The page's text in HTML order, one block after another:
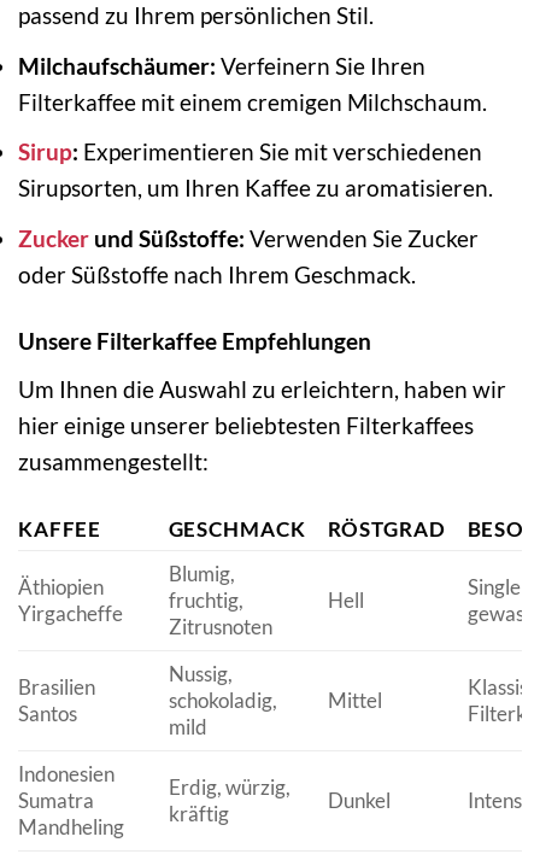
passend zu Ihrem persönlichen Stil.
Milchaufschäumer: Verfeinern Sie Ihren
Filterkaffee mit einem cremigen Milchschaum.
Sirup: Experimentieren Sie mit verschiedenen
Sirupsorten, um Ihren Kaffee zu aromatisieren.
Zucker und Süßstoffe: Verwenden Sie Zucker
oder Süßstoffe nach Ihrem Geschmack.
Unsere Filterkaffee Empfehlungen
Um Ihnen die Auswahl zu erleichtern, haben wir
hier einige unserer beliebtesten Filterkaffees
zusammengestellt:
KAFFEE GESCHMACK RÖSTGRAD
Äthiopien
Yirgacheffe
Blumig,
fruchtig,
Zitrusnoten
Hell
Single
Brasilien
Santos
Nussig,
schokoladig,
mild
Mittel
Indonesien
Sumatra
Mandheling
Erdig, würzig,
kräftig
Dunkel